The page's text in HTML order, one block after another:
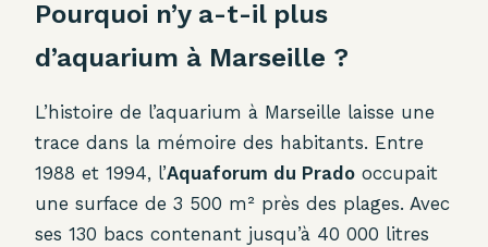
Pourquoi n’y a-t-il plus
d’aquarium à Marseille ?
L’histoire de l’aquarium à Marseille laisse une
trace dans la mémoire des habitants. Entre
1988 et 1994, l’Aquaforum du Prado occupait
une surface de 3 500 m² près des plages. Avec
ses 130 bacs contenant jusqu’à 40 000 litres